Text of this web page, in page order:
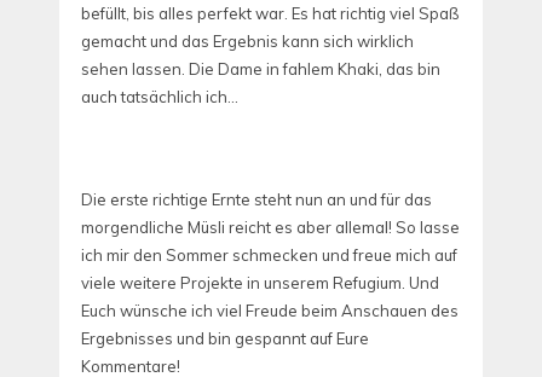
befüllt, bis alles perfekt war. Es hat richtig viel Spaß
gemacht und das Ergebnis kann sich wirklich
sehen lassen. Die Dame in fahlem Khaki, das bin
auch tatsächlich ich…
Die erste richtige Ernte steht nun an und für das
morgendliche Müsli reicht es aber allemal! So lasse
ich mir den Sommer schmecken und freue mich auf
viele weitere Projekte in unserem Refugium. Und
Euch wünsche ich viel Freude beim Anschauen des
Ergebnisses und bin gespannt auf Eure
Kommentare!